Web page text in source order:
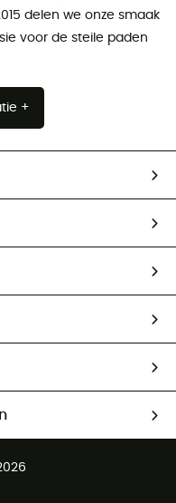
delen we onze smaak
voor de steile paden
+